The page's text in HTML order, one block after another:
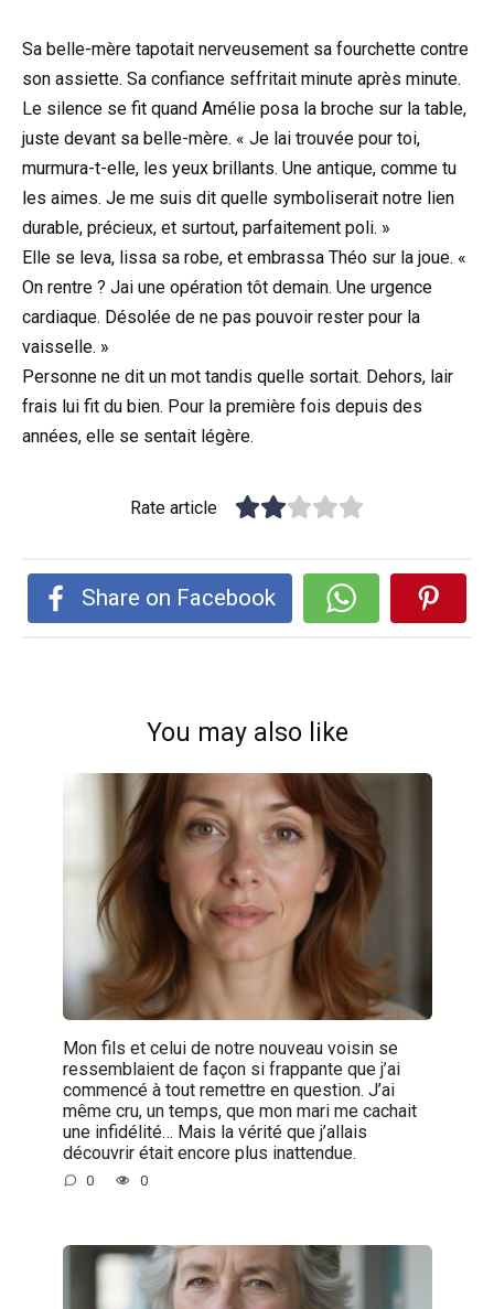
Sa belle-mère tapotait nerveusement sa fourchette contre
son assiette. Sa confiance seffritait minute après minute.
Le silence se fit quand Amélie posa la broche sur la table,
juste devant sa belle-mère. « Je lai trouvée pour toi,
murmura-t-elle, les yeux brillants. Une antique, comme tu
les aimes. Je me suis dit quelle symboliserait notre lien
durable, précieux, et surtout, parfaitement poli. »
Elle se leva, lissa sa robe, et embrassa Théo sur la joue. «
On rentre ? Jai une opération tôt demain. Une urgence
cardiaque. Désolée de ne pas pouvoir rester pour la
vaisselle. »
Personne ne dit un mot tandis quelle sortait. Dehors, lair
frais lui fit du bien. Pour la première fois depuis des
années, elle se sentait légère.
Rate article
Share on Facebook
You may also like
Mon fils et celui de notre nouveau voisin se
ressemblaient de façon si frappante que j’ai
commencé à tout remettre en question. J’ai
même cru, un temps, que mon mari me cachait
une infidélité… Mais la vérité que j’allais
découvrir était encore plus inattendue.
0 0